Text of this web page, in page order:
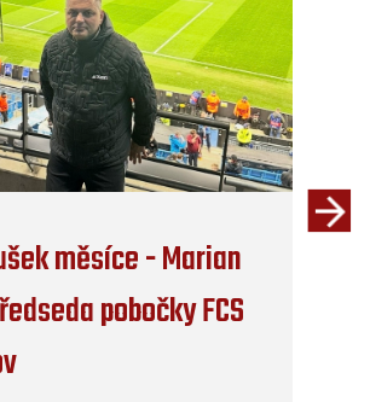
měsíce - Marian
pobočky FCS